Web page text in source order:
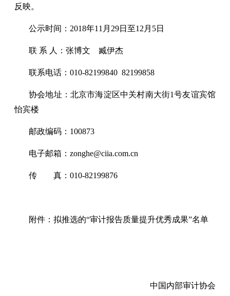
反映。
公示时间：2018年11月29日至12月5日
联 系 人：张博文 臧伊杰
联系电话：010-82199840 82199858
协会地址：北京市海淀区中关村南大街1号友谊宾馆
怡宾楼
邮政编码：100873
电子邮箱：zonghe@ciia.com.cn
传 真：010-82199876
附件：拟推选的“审计报告质量提升优秀成果”名单
中国内部审计协会